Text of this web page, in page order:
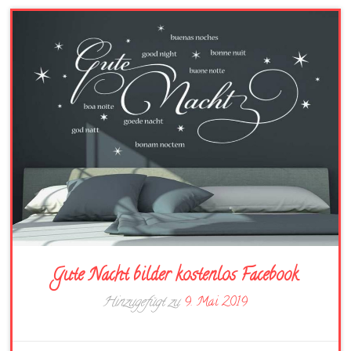
Gute Nacht bilder kostenlos Facebook
Hinzugefügt zu9. Mai 2019